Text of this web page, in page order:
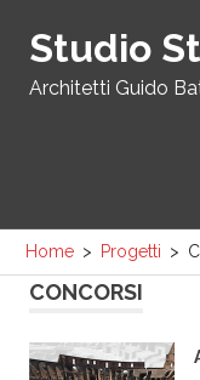
Studio
Architetti Guido
Home Progetti
CONCORSI